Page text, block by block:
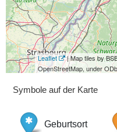
Leaflet
| Map tiles by
OpenStreetMap, under
Symbole auf der Karte
Geburtsort